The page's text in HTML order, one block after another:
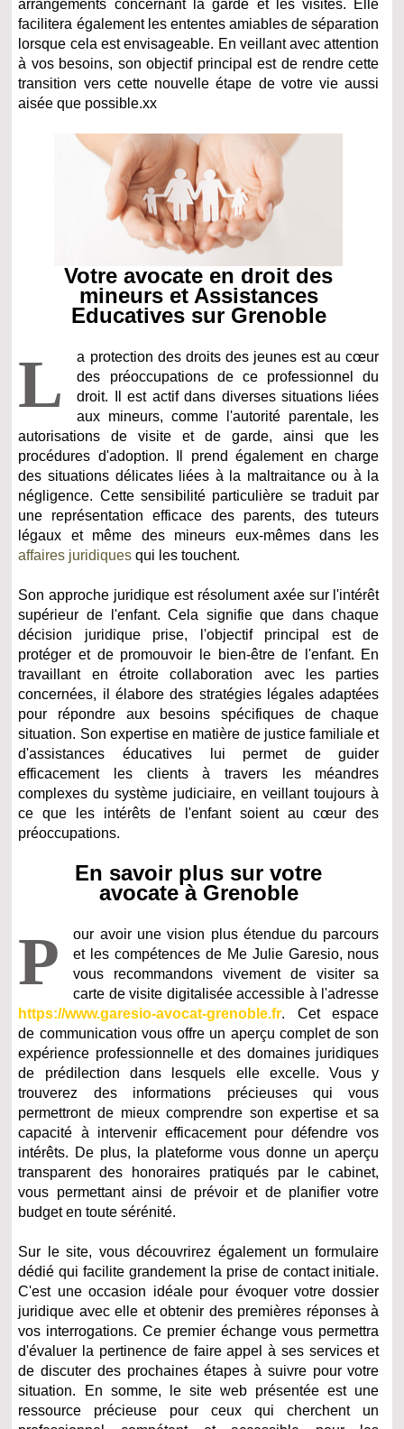
arrangements concernant la garde et les visites. Elle
facilitera également les ententes amiables de séparation
lorsque cela est envisageable. En veillant avec attention
à vos besoins, son objectif principal est de rendre cette
transition vers cette nouvelle étape de votre vie aussi
aisée que possible.xx
Votre avocate en droit des
mineurs et Assistances
Educatives sur Grenoble
L
a protection des droits des jeunes est au cœur
des préoccupations de ce professionnel du
droit. Il est actif dans diverses situations liées
aux mineurs, comme l'autorité parentale, les
autorisations de visite et de garde, ainsi que les
procédures d'adoption. Il prend également en charge
des situations délicates liées à la maltraitance ou à la
négligence. Cette sensibilité particulière se traduit par
une représentation efficace des parents, des tuteurs
légaux et même des mineurs eux-mêmes dans les
affaires juridiques qui les touchent.
Son approche juridique est résolument axée sur l'intérêt
supérieur de l'enfant. Cela signifie que dans chaque
décision juridique prise, l'objectif principal est de
protéger et de promouvoir le bien-être de l'enfant. En
travaillant en étroite collaboration avec les parties
concernées, il élabore des stratégies légales adaptées
pour répondre aux besoins spécifiques de chaque
situation. Son expertise en matière de justice familiale et
d'assistances éducatives lui permet de guider
efficacement les clients à travers les méandres
complexes du système judiciaire, en veillant toujours à
ce que les intérêts de l'enfant soient au cœur des
préoccupations.
En savoir plus sur votre
avocate à Grenoble
P
our avoir une vision plus étendue du parcours
et les compétences de Me Julie Garesio, nous
vous recommandons vivement de visiter sa
carte de visite digitalisée accessible à l'adresse
https://www.garesio-avocat-grenoble.fr. Cet espace
de communication vous offre un aperçu complet de son
expérience professionnelle et des domaines juridiques
de prédilection dans lesquels elle excelle. Vous y
trouverez des informations précieuses qui vous
permettront de mieux comprendre son expertise et sa
capacité à intervenir efficacement pour défendre vos
intérêts. De plus, la plateforme vous donne un aperçu
transparent des honoraires pratiqués par le cabinet,
vous permettant ainsi de prévoir et de planifier votre
budget en toute sérénité.
Sur le site, vous découvrirez également un formulaire
dédié qui facilite grandement la prise de contact initiale.
C'est une occasion idéale pour évoquer votre dossier
juridique avec elle et obtenir des premières réponses à
vos interrogations. Ce premier échange vous permettra
d'évaluer la pertinence de faire appel à ses services et
de discuter des prochaines étapes à suivre pour votre
situation. En somme, le site web présentée est une
ressource précieuse pour ceux qui cherchent un